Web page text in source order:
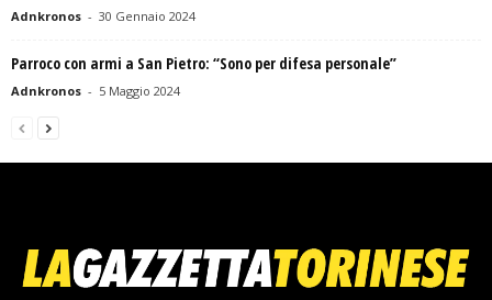
Adnkronos - 30 Gennaio 2024
Parroco con armi a San Pietro: “Sono per difesa personale”
Adnkronos - 5 Maggio 2024